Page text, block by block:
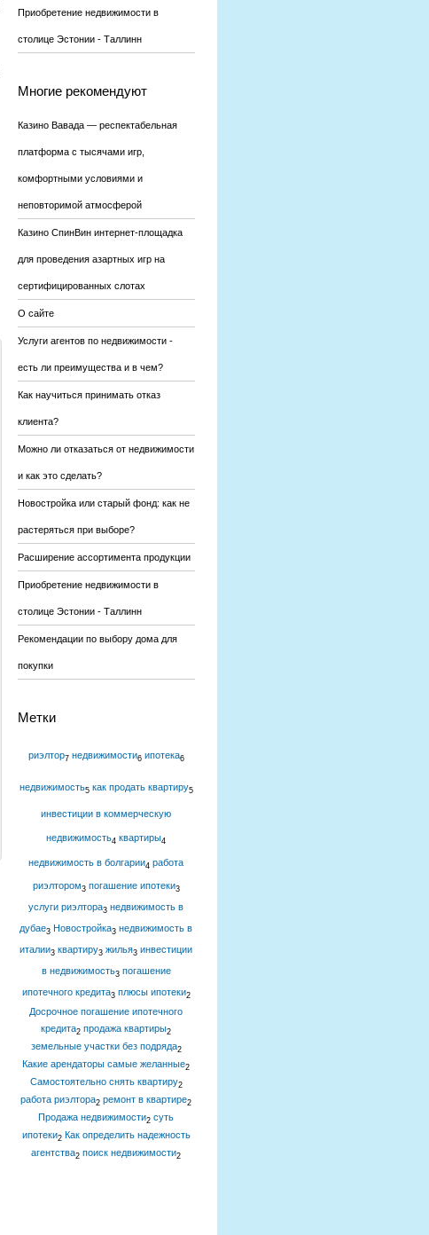
Приобретение недвижимости в
столице Эстонии - Таллинн
Многие рекомендуют
Казино Вавада — респектабельная
платформа с тысячами игр,
комфортными условиями и
неповторимой атмосферой
Казино СпинВин интернет-площадка
для проведения азартных игр на
сертифицированных слотах
О сайте
Услуги агентов по недвижимости -
есть ли преимущества и в чем?
Как научиться принимать отказ
клиента?
Можно ли отказаться от недвижимости
и как это сделать?
Новостройка или старый фонд: как не
растеряться при выборе?
Расширение ассортимента продукции
Приобретение недвижимости в
столице Эстонии - Таллинн
Рекомендации по выбору дома для
покупки
Метки
риэлтор7 недвижимости6 ипотека6
недвижимость5 как продать квартиру5
инвестиции в коммерческую
недвижимость4 квартиры4
недвижимость в болгарии4 работа
риэлтором3 погашение ипотеки3
услуги риэлтора3 недвижимость в
дубае3 Новостройка3 недвижимость в
италии3 квартиру3 жилья3 инвестиции
в недвижимость3 погашение
ипотечного кредита3 плюсы ипотеки2
Досрочное погашение ипотечного
кредита2 продажа квартиры2
земельные участки без подряда2
Какие арендаторы самые желанные2
Самостоятельно снять квартиру2
работа риэлтора2 ремонт в квартире2
Продажа недвижимости2 суть
ипотеки2 Как определить надежность
агентства2 поиск недвижимости2